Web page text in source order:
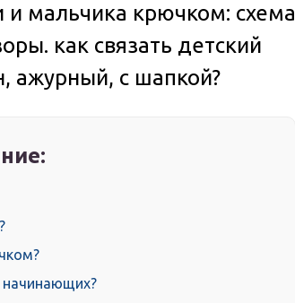
мальчика крючком: схема
как связать детский
ажурный, с шапкой?
начинающих?